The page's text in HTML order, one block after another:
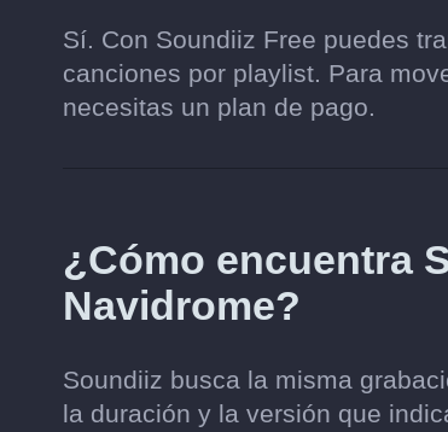
Sí. Con Soundiiz Free puedes
canciones por playlist. Para
necesitas un plan de pago.
¿Cómo encuentra
Navidrome?
Soundiiz busca la misma
la duración y la versión que